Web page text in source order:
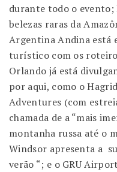
durante todo o evento;
belezas raras da
Argentina Andina está
turístico com os
Orlando já está
por aqui, como o
Adventures (com
chamada de a “mais
montanha russa até o
Windsor apresenta a
verão “; e o GRU